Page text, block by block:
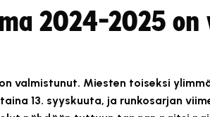
2024-2025 on
valmistunut. Miesten toiseksi
13. syyskuuta, ja runkosarjan